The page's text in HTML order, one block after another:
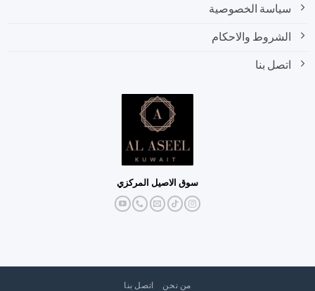
سياسة الخصوصية
الشروط والاحكام
اتصل بنا
سوق الاصيل المركزي
من نحن اتصل بنا